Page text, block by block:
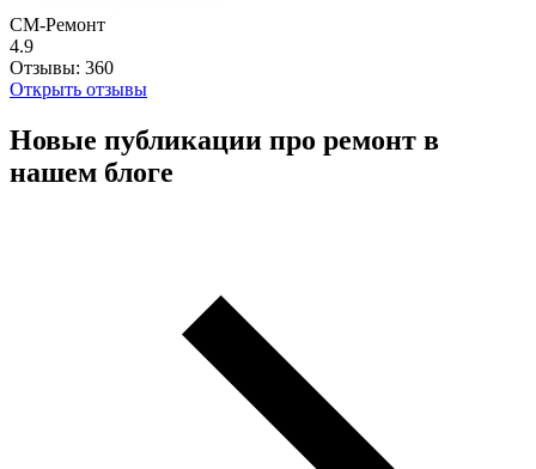
СМ-Ремонт
4.9
Отзывы: 360
Открыть отзывы
Новые публикации про ремонт в
нашем блоге